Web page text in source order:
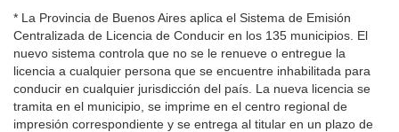
* La Provincia de Buenos Aires aplica el Sistema de Emisión
Centralizada de Licencia de Conducir en los 135 municipios. El
nuevo sistema controla que no se le renueve o entregue la
licencia a cualquier persona que se encuentre inhabilitada para
conducir en cualquier jurisdicción del país. La nueva licencia se
tramita en el municipio, se imprime en el centro regional de
impresión correspondiente y se entrega al titular en un plazo de